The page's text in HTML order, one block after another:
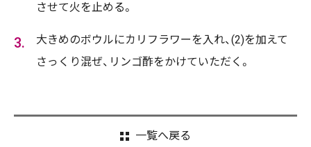
させて火を止める。
大きめのボウルにカリフラワーを入れ、(2)を加えて
さっくり混ぜ、リンゴ酢をかけていただく。
一覧へ戻る